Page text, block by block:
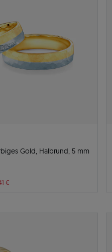
Gold, Halbrund, 5 mm
€